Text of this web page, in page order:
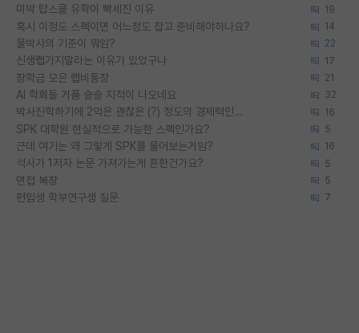
미박 탑스쿨 유학이 빡세진 이유 19
혹시 이정도 스펙이면 어느정도 잡고 준비해야하나요? 14
물박사의 기준이 뭐임? 22
신생랩가지말라는 이유가 있었구나 17
장학금 모은 랩비통장 21
AI 학회들 거품 슬슬 지적이 나오네요 32
박사진학하기에 2억은 괜찮은 (?) 정도의 경제력인가요 16
SPK 대학원 현실적으로 가능한 스펙인가요? 5
근데 여기는 왜 그렇게 SPK를 물어보는거임? 16
석사가 1저자 논문 가져가는게 흔한건가요? 5
면접 복장 5
편입생 학부연구생 질문 7